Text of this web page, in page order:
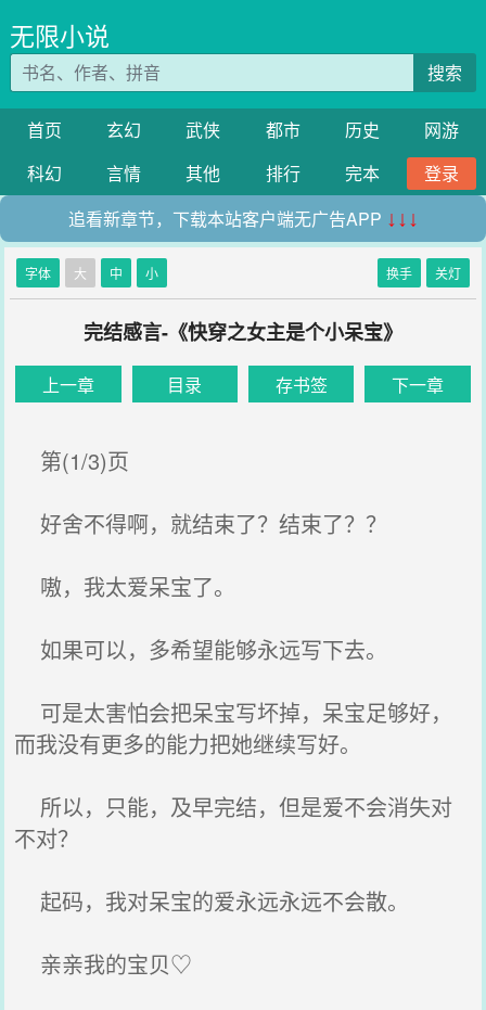
无限小说
搜索
首页 玄幻 武侠 都市 历史
网游
科幻
言情 其他 排行 完本
登录
追看新章节，下载本站客户端无广告APP ↓↓↓
字体 大 中 小 换手 关灯
完结感言-《快穿之女主是个小呆宝》
上一章 目录 存书签 下一章
第(1/3)页
好舍不得啊，就结束了？结束了？？
嗷，我太爱呆宝了。
如果可以，多希望能够永远写下去。
可是太害怕会把呆宝写坏掉，呆宝足够好，
而我没有更多的能力把她继续写好。
所以，只能，及早完结，但是爱不会消失对
不对？
起码，我对呆宝的爱永远永远不会散。
亲亲我的宝贝♡